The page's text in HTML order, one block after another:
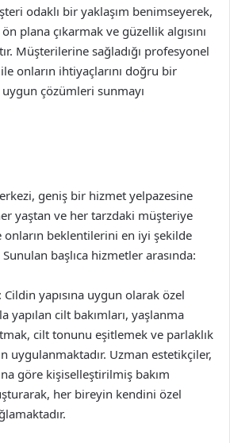
odaklı bir yaklaşım benimseyerek,
plana çıkarmak ve güzellik algısını
Müşterilerine sağladığı profesyonel
onların ihtiyaçlarını doğru bir
çözümleri sunmayı
geniş bir hizmet yelpazesine
yaştan ve her tarzdaki müşteriye
beklentilerini en iyi şekilde
başlıca hizmetler arasında:
: Cildin yapısına uygun olarak özel
yapılan cilt bakımları, yaşlanma
cilt tonunu eşitlemek ve parlaklık
uygulanmaktadır. Uzman estetikçiler,
göre kişiselleştirilmiş bakım
her bireyin kendini özel